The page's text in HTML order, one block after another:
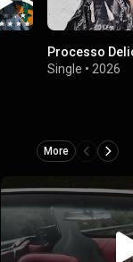
Processo
Single • 2026
More